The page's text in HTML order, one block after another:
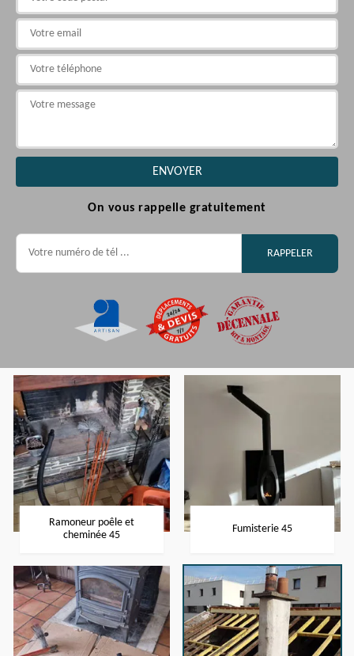
On vous rappelle gratuitement
Ramoneur poêle et
cheminée 45
Fumisterie 45